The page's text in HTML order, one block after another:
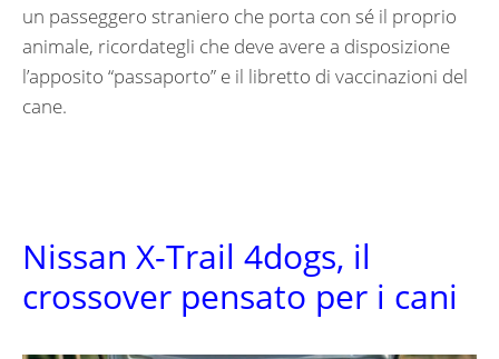
un passeggero straniero che porta con sé il proprio
animale, ricordategli che deve avere a disposizione
l’apposito “passaporto” e il libretto di vaccinazioni del
cane.
Nissan X-Trail 4dogs, il
crossover pensato per i cani